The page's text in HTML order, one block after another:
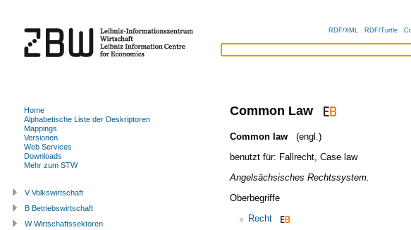
RDF/XML RDF/Turtle
Common Law
Common law
(engl.)
benutzt für: Fallrecht, Case law
Angelsächsisches Rechtssystem.
Oberbegriffe
Recht
Home
Alphabetische Liste der Deskriptoren
Mappings
Versionen
Web Services
Downloads
Mehr zum STW
V Volkswirtschaft
B Betriebswirtschaft
W Wirtschaftssektoren